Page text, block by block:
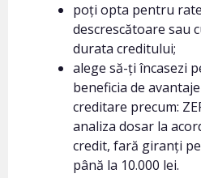
poți opta pentru
descrescătoare sau
durata creditului;
alege să-ți încasezi
beneficia de
creditare precum:
analiza dosar la
credit, fară giranți
până la 10.000 lei.